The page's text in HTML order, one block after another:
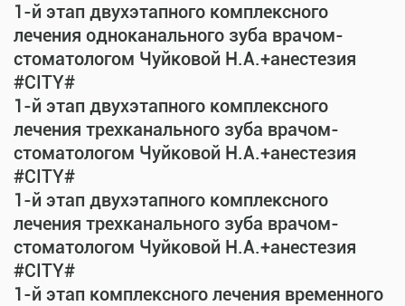
1-й этап двухэтапного комплексного
лечения одноканального зуба врачом-
стоматологом Чуйковой Н.А.+анестезия
#CITY#
1-й этап двухэтапного комплексного
лечения трехканального зуба врачом-
стоматологом Чуйковой Н.А.+анестезия
#CITY#
1-й этап двухэтапного комплексного
лечения трехканального зуба врачом-
стоматологом Чуйковой Н.А.+анестезия
#CITY#
1-й этап комплексного лечения временного